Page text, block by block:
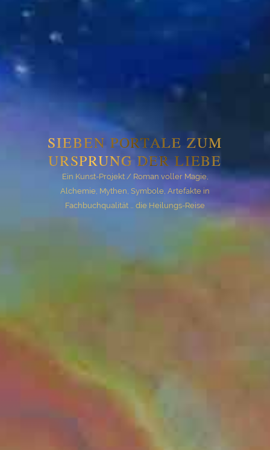
SIEBEN PORTALE ZUM
URSPRUNG DER LIEBE
Ein Kunst-Projekt / Roman voller Magie,
Alchemie, Mythen, Symbole, Artefakte in
Fachbuchqualität … die Heilungs-Reise